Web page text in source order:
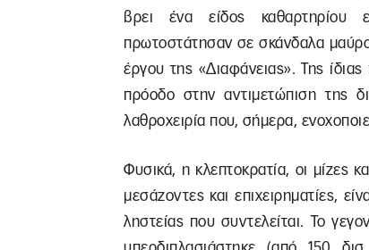
βρει ένα είδος καθαρτηρίου
πρωτοστάτησαν σε σκάνδαλα
έργου της «Διαφάνειας». Της
πρόοδο στην αντιμετώπιση της
λαθροχειρία που, σήμερα,
Φυσικά, η κλεπτοκρατία, οι μίζες
μεσάζοντες και επιχειρηματίες,
ληστείας που συντελείται. Το